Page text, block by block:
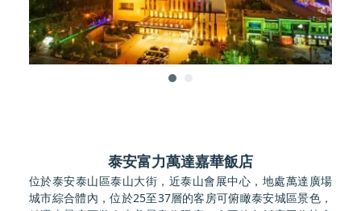
泰安富力萬達嘉華飯店
位於泰安泰山區泰山大街，近泰山會展中心，地處萬達廣場
城市綜合體內，位於25至37層的客房可俯瞰泰安城區景色，